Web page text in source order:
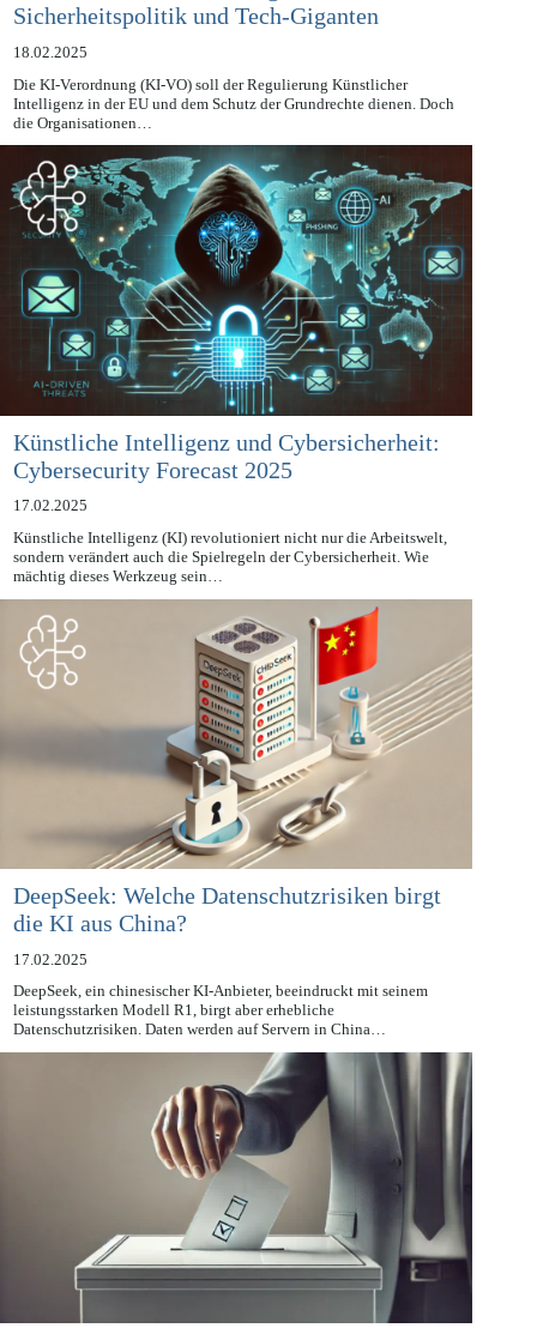
Ausnahmen der KI-VO zugunsten
Sicherheitspolitik und Tech-Giganten
18.02.2025
Die KI-Verordnung (KI-VO) soll der Regulierung Künstlicher
Intelligenz in der EU und dem Schutz der Grundrechte dienen. Doch
die Organisationen…
Künstliche Intelligenz und Cybersicherheit:
Cybersecurity Forecast 2025
17.02.2025
Künstliche Intelligenz (KI) revolutioniert nicht nur die Arbeitswelt,
sondern verändert auch die Spielregeln der Cybersicherheit. Wie
mächtig dieses Werkzeug sein…
DeepSeek: Welche Datenschutzrisiken birgt
die KI aus China?
17.02.2025
DeepSeek, ein chinesischer KI-Anbieter, beeindruckt mit seinem
leistungsstarken Modell R1, birgt aber erhebliche
Datenschutzrisiken. Daten werden auf Servern in China…